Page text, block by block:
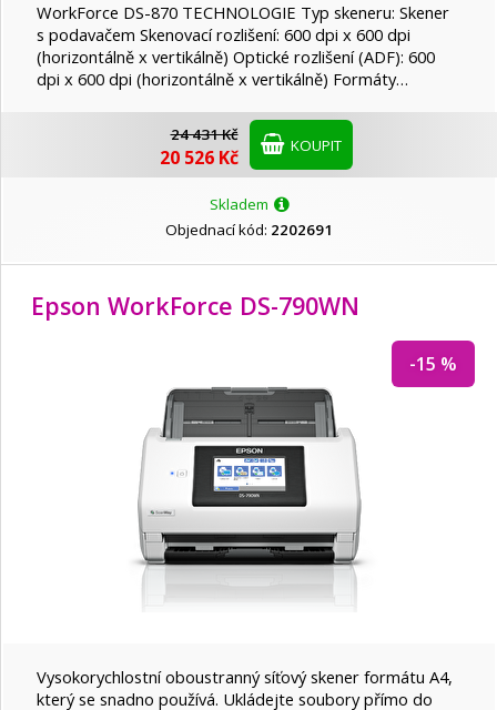
WorkForce DS-870 TECHNOLOGIE Typ skeneru: Skener
s podavačem Skenovací rozlišení: 600 dpi x 600 dpi
(horizontálně x vertikálně) Optické rozlišení (ADF): 600
dpi x 600 dpi (horizontálně x vertikálně) Formáty…
24 431 Kč
20 526 Kč KOUPIT
Skladem
Objednací kód: 2202691
Epson WorkForce DS-790WN
-15 %
Vysokorychlostní oboustranný síťový skener formátu A4,
který se snadno používá. Ukládejte soubory přímo do